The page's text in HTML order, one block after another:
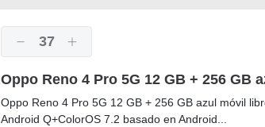
37
Oppo Reno 4 Pro 5G 12 GB + 256 GB
Oppo Reno 4 Pro 5G 12 GB + 256 GB azul móvil
Android Q+ColorOS 7.2 basado en Android...